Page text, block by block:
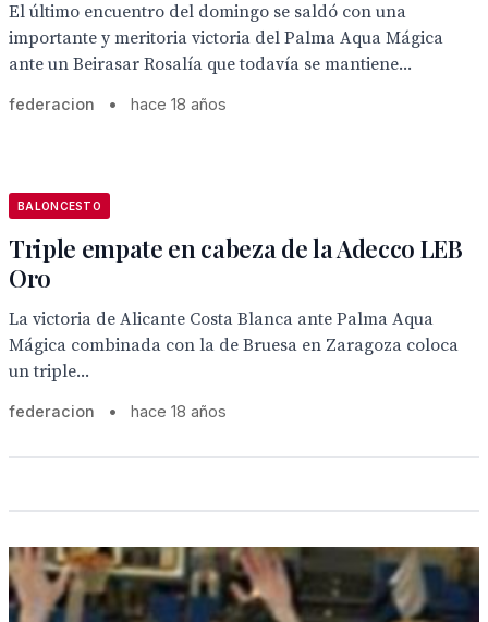
El último encuentro del domingo se saldó con una
importante y meritoria victoria del Palma Aqua Mágica
ante un Beirasar Rosalía que todavía se mantiene...
federacion • hace 18 años
BALONCESTO
Triple empate en cabeza de la Adecco LEB
Oro
La victoria de Alicante Costa Blanca ante Palma Aqua
Mágica combinada con la de Bruesa en Zaragoza coloca
un triple...
federacion • hace 18 años